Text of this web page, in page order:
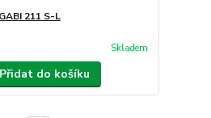
211 S-L
Skladem
Přidat do košíku